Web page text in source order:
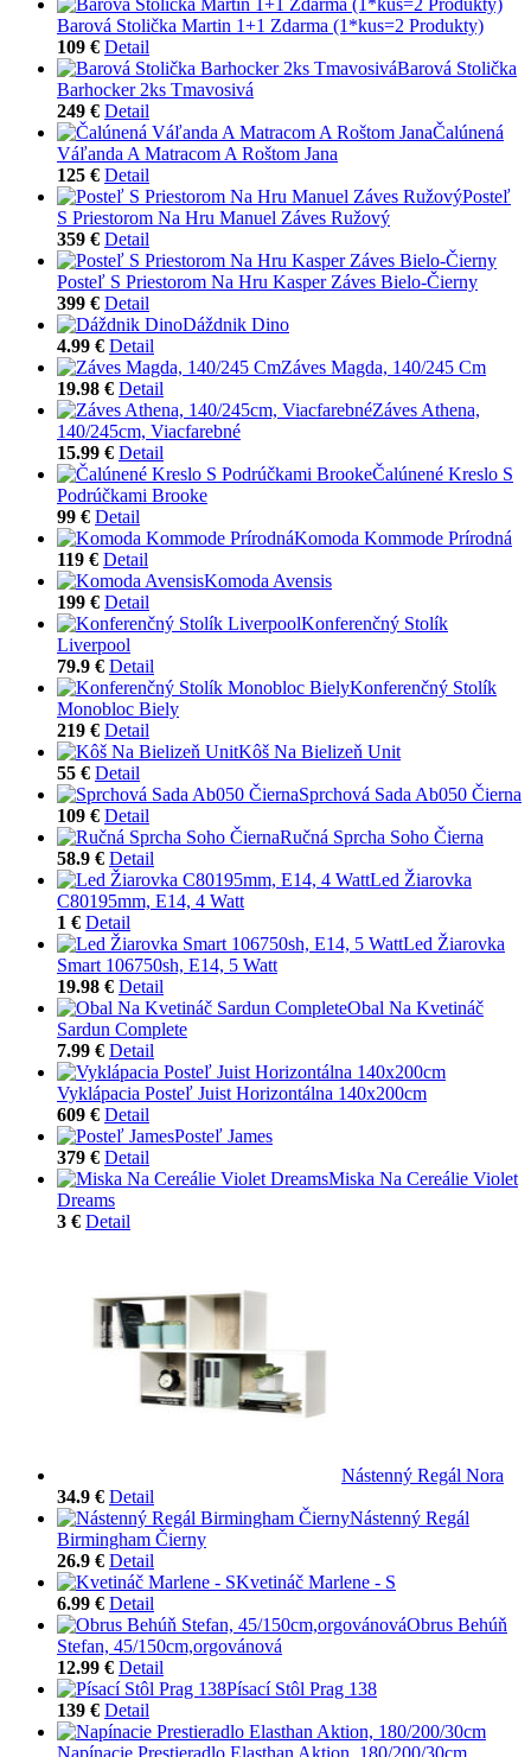
Barová Stolička Martin 1+1 Zdarma (1*kus=2 Produkty)
109 € Detail
Barová Stolička
Barhocker 2ks Tmavosivá
249 € Detail
Čalúnená
Váľanda A Matracom A Roštom Jana
125 € Detail
Posteľ
S Priestorom Na Hru Manuel Záves Ružový
359 € Detail
Posteľ S Priestorom Na Hru Kasper Záves Bielo-Čierny
399 € Detail
Dáždnik Dino
4.99 € Detail
Záves Magda, 140/245 Cm
19.98 € Detail
Záves Athena,
140/245cm, Viacfarebné
15.99 € Detail
Čalúnené Kreslo S
Podrúčkami Brooke
99 € Detail
Komoda Kommode Prírodná
119 € Detail
Komoda Avensis
199 € Detail
Konferenčný Stolík
Liverpool
79.9 € Detail
Konferenčný Stolík
Monobloc Biely
219 € Detail
Kôš Na Bielizeň Unit
55 € Detail
Sprchová Sada Ab050 Čierna
109 € Detail
Ručná Sprcha Soho Čierna
58.9 € Detail
Led Žiarovka
C80195mm, E14, 4 Watt
1 € Detail
Led Žiarovka
Smart 106750sh, E14, 5 Watt
19.98 € Detail
Obal Na Kvetináč
Sardun Complete
7.99 € Detail
Vyklápacia Posteľ Juist Horizontálna 140x200cm
609 € Detail
Posteľ James
379 € Detail
Miska Na Cereálie Violet
Dreams
3 € Detail
Nástenný Regál Nora
34.9 € Detail
Nástenný Regál
Birmingham Čierny
26.9 € Detail
Kvetináč Marlene - S
6.99 € Detail
Obrus Behúň
Stefan, 45/150cm,orgovánová
12.99 € Detail
Písací Stôl Prag 138
139 € Detail
Napínacie Prestieradlo Elasthan Aktion, 180/200/30cm